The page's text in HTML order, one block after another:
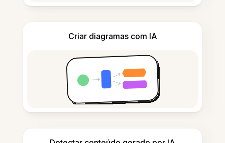
Criar diagramas com IA